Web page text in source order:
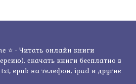
⭐ - Читать онлайн книги
скачать книги бесплатно в
epub на телефон, ipad и другие